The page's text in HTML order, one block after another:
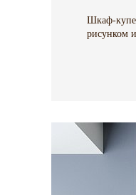
Шкаф-купе
рисунком